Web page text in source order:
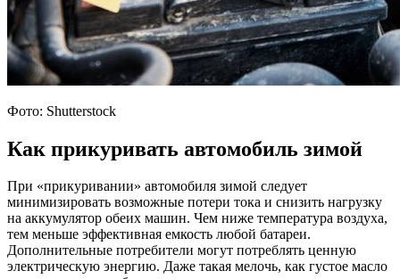
Фото: Shutterstock
Как прикуривать автомобиль зимой
При «прикуривании» автомобиля зимой следует
минимизировать возможные потери тока и снизить нагрузку
на аккумулятор обеих машин. Чем ниже температура воздуха,
тем меньше эффективная емкость любой батареи.
Дополнительные потребители могут потреблять ценную
электрическую энергию. Даже такая мелочь, как густое масло